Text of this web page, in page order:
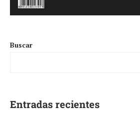
Buscar
Entradas recientes